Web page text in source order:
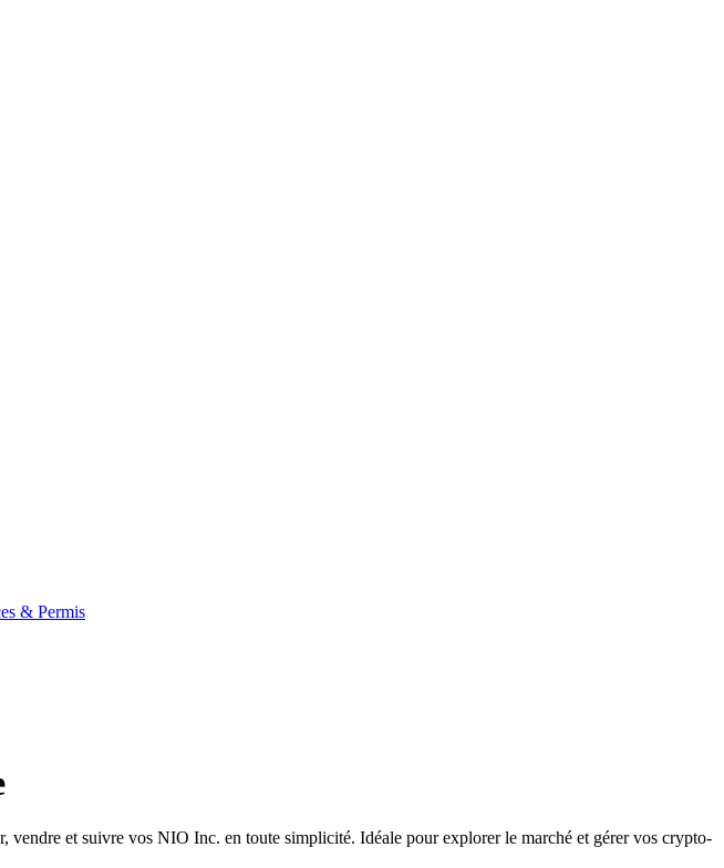
& Permis
et suivre vos NIO Inc. en toute simplicité. Idéale pour explorer le marché et gérer vos crypto-